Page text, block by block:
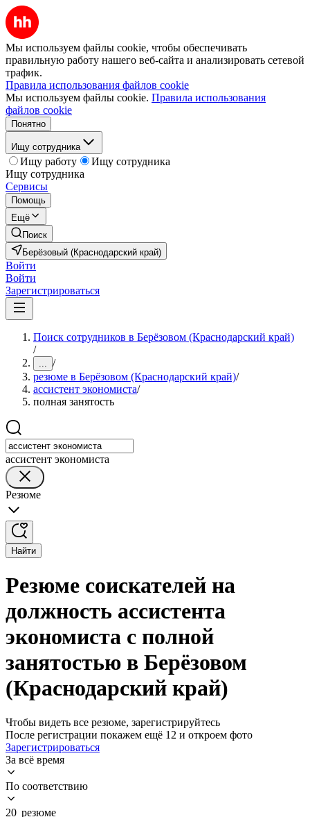
Мы используем файлы cookie, чтобы обеспечивать
правильную работу нашего веб-сайта и анализировать сетевой
трафик.
Правила использования файлов cookie
Мы используем файлы cookie. Правила использования
файлов cookie
Понятно
Ищу сотрудника
Ищу работу
Ищу сотрудника
Ищу сотрудника
Сервисы
Помощь
Ещё
Поиск
Берёзовый (Краснодарский край)
Войти
Войти
Зарегистрироваться
Поиск сотрудников в Берёзовом (Краснодарский край)
/
... /
резюме в Берёзовом (Краснодарский край)/
ассистент экономиста/
полная занятость
ассистент экономиста
Резюме
Найти
Резюме соискателей на
должность ассистента
экономиста с полной
занятостью в Берёзовом
(Краснодарский край)
Чтобы видеть все резюме, зарегистрируйтесь
После регистрации покажем ещё 12 и откроем фото
Зарегистрироваться
За всё время
По соответствию
20 резюме